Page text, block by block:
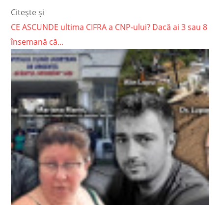
Citește și
CE ASCUNDE ultima CIFRA a CNP-ului? Dacă ai 3 sau 8
însemană că...